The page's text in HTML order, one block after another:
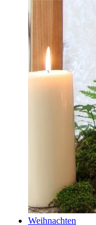
Weihnachten